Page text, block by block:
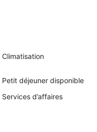
buffet servi tous les
Climatisation
Petit déjeuner disponible
Services d’affaires